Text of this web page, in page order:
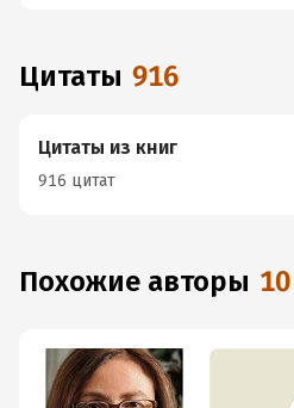
Цитаты 916
Цитаты из книг
916 цитат
Похожие авторы 10